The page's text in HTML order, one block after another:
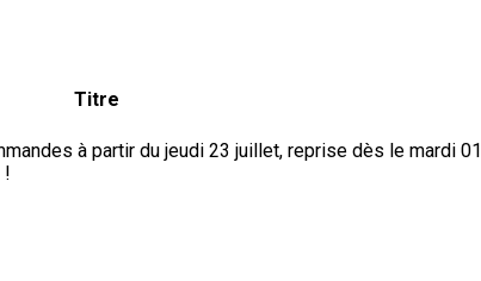
à partir du jeudi 23 juillet, reprise dès le mardi 01
!
Titre